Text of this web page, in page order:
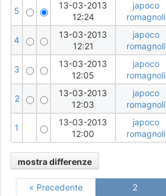
5
13-03-2013
12:24
japoco
romagnoli
4
13-03-2013
12:21
japoco
romagnoli
3
13-03-2013
12:05
japoco
romagnoli
2
13-03-2013
12:03
japoco
romagnoli
1
13-03-2013
12:00
japoco
romagnoli
« Precedente 2